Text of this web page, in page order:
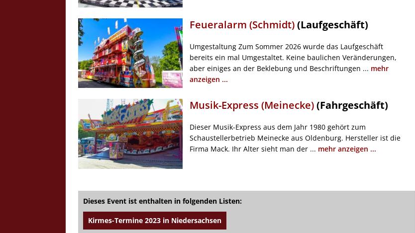
Feueralarm (Schmidt)(Laufgeschäft)
Umgestaltung Zum Sommer 2026 wurde das Laufgeschäft
bereits ein mal Umgestaltet. Keine baulichen Veränderungen,
aber einiges an der Beklebung und Beschriftungen ... mehr
anzeigen ...
Musik-Express (Meinecke)(Fahrgeschäft)
Dieser Musik-Express aus dem Jahr 1980 gehört zum
Schaustellerbetrieb Meinecke aus Oldenburg. Hersteller ist die
Firma Mack. Ihr Alter sieht man der ... mehr anzeigen ...
Dieses Event ist enthalten in folgenden Listen:
Kirmes-Termine 2023 in Niedersachsen